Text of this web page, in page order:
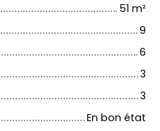
51 m²
9
6
3
3
En bon état